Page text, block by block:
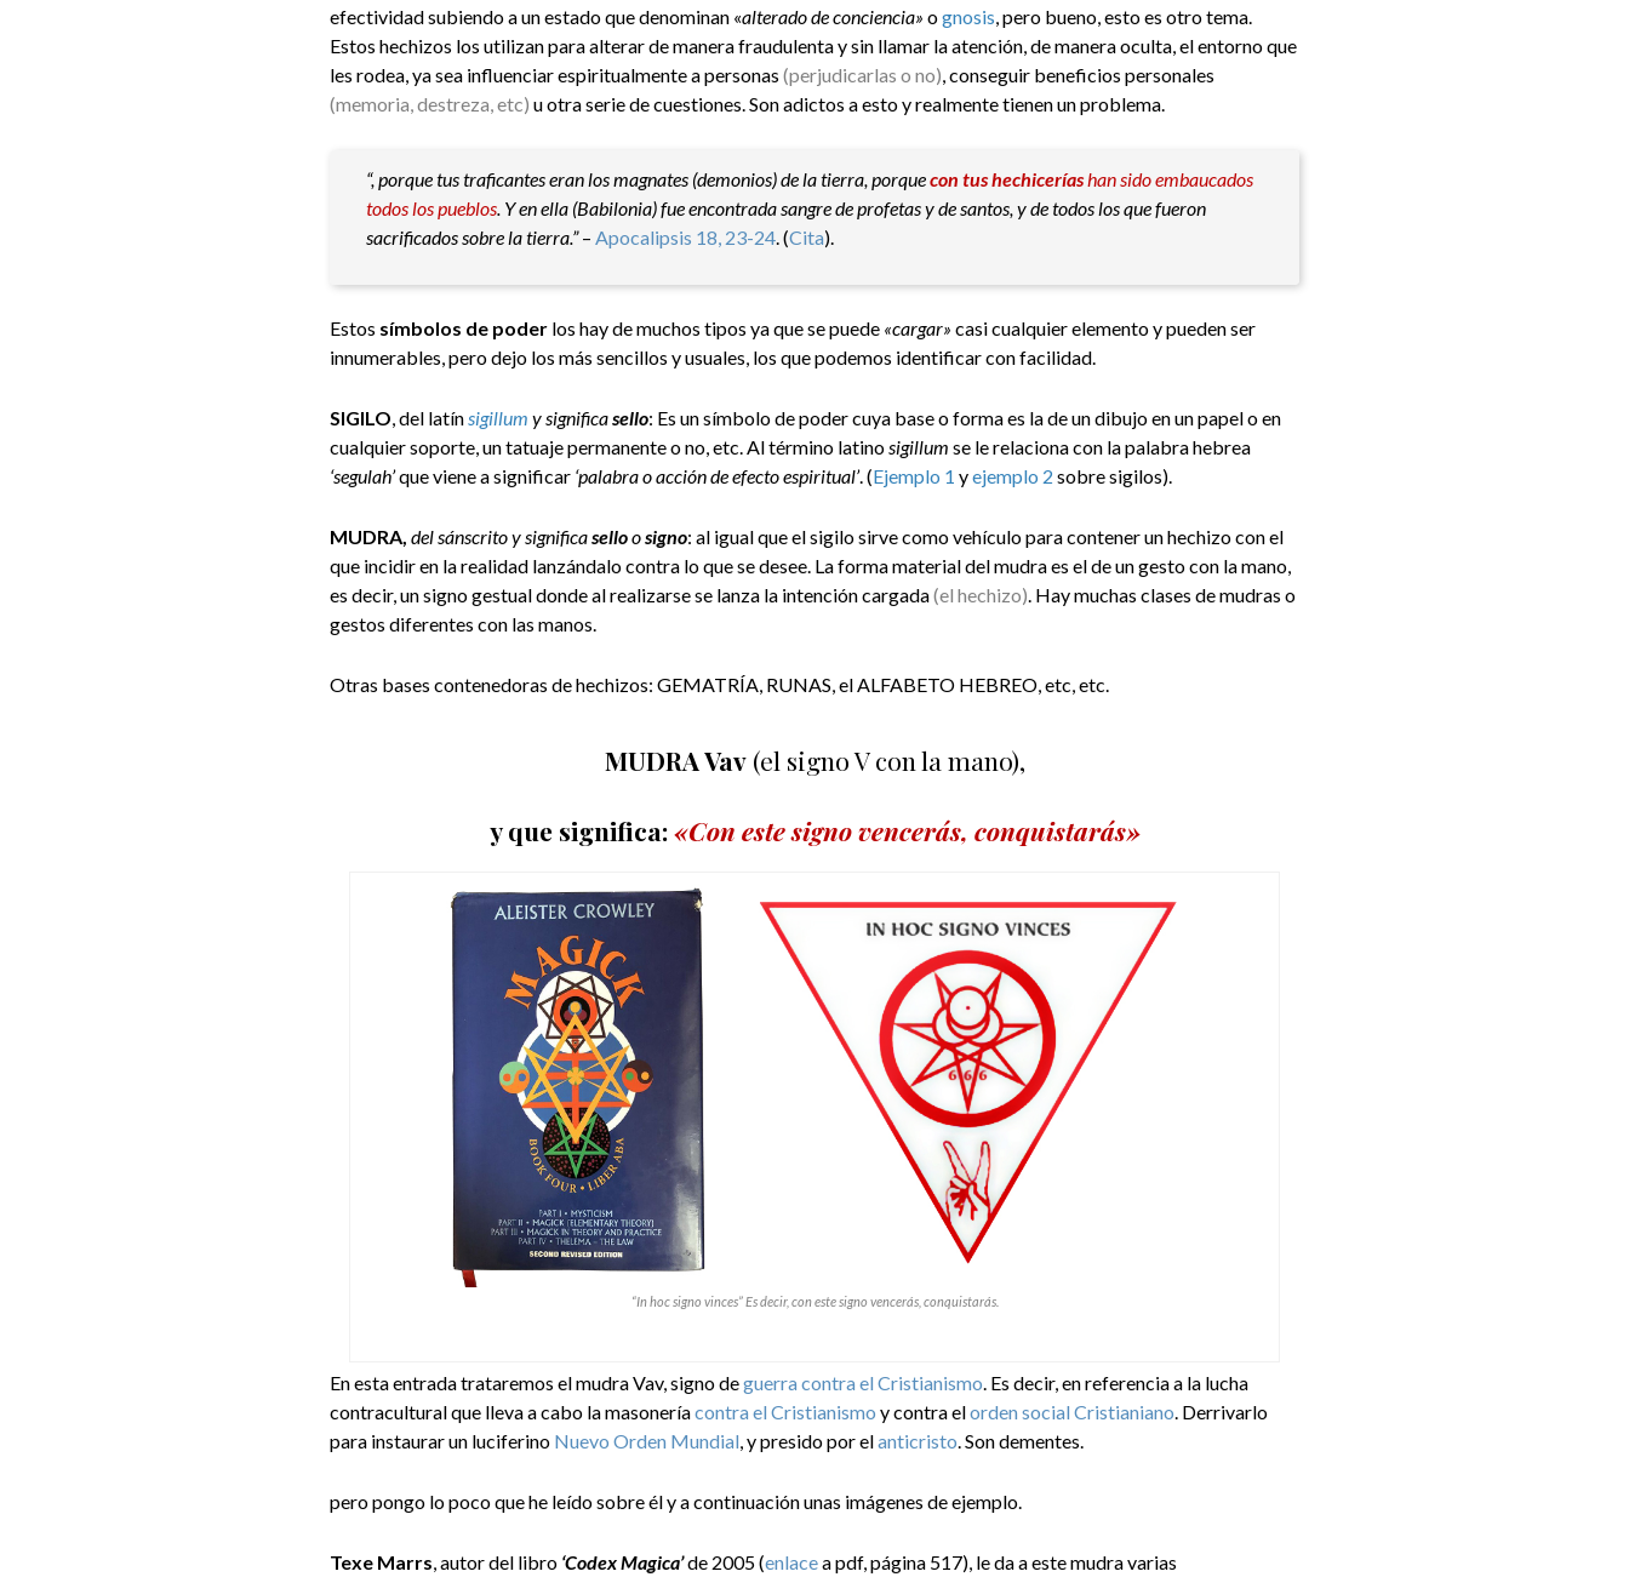
efectividad subiendo a un estado que denominan «alterado de conciencia» ognosis, pero bueno, esto es otro tema.
Estos hechizos los utilizan para alterar de manera fraudulenta y sin llamar la atención, de manera oculta, el entorno que
les rodea, ya sea influenciar espiritualmente a personas (perjudicarlas o no), conseguir beneficios personales
(memoria, destreza, etc) u otra serie de cuestiones. Son adictos a esto y realmente tienen un problema.
“, porque tus traficantes eran los magnates (demonios) de la tierra, porquecon tus hechiceríashan sido embaucados
todos los pueblos. Y en ella (Babilonia) fue encontrada sangre de profetas y de santos, y de todos los que fueron
sacrificados sobre la tierra.”– Apocalipsis 18, 23-24. (Cita).
Estos símbolos de poder los hay de muchos tipos ya que se puede «cargar» casi cualquier elemento y pueden ser
innumerables, pero dejo los más sencillos y usuales, los que podemos identificar con facilidad.
SIGILO, del latínsigillum y significasello: Es un símbolo de poder cuya base o forma es la de un dibujo en un papel o en
cualquier soporte, un tatuaje permanente o no, etc. Al término latinosigillum se le relaciona con la palabra hebrea
‘segulah’que viene a significar ‘palabra o acción de efecto espiritual’. (Ejemplo 1 yejemplo 2 sobresigilos).
MUDRA, del sánscrito y significaselloosigno: al igual que el sigilo sirve como vehículo para contener un hechizo con el
que incidir en la realidad lanzándalo contra lo que se desee. La forma material del mudra es el de un gesto con la mano,
es decir, un signo gestual donde al realizarse se lanza la intención cargada(el hechizo). Hay muchas clases de mudras o
gestos diferentes con las manos.
Otras bases contenedoras de hechizos: GEMATRÍA, RUNAS, el ALFABETO HEBREO, etc, etc.
MUDRA Vav(el signo V con la mano),
y que significa:«Con este signo vencerás, conquistarás»
“In hoc signo vinces” Es decir, con este signo vencerás, conquistarás.
En esta entrada trataremos el mudra Vav, signo deguerra contra el Cristianismo. Es decir, en referencia a la lucha
contracultural que lleva a cabo la masoneríacontra el Cristianismo y contra elorden social Cristianiano. Derrivarlo
para instaurar un luciferino Nuevo Orden Mundial, y presido por elanticristo. Son dementes.
pero pongo lo poco que he leído sobre él y a continuación unas imágenes de ejemplo.
Texe Marrs, autor del libro ‘Codex Magica’de 2005(enlacea pdf, página 517), le da a este mudra varias